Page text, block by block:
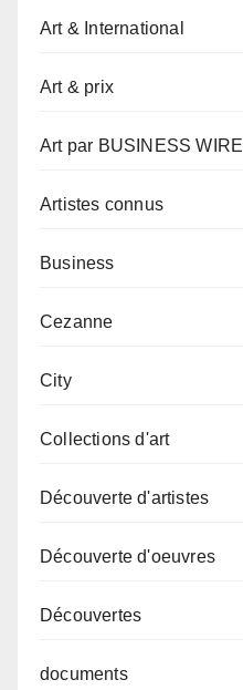
Art & International
Art & prix
Art par BUSINESS WIRE
Artistes connus
Business
Cezanne
City
Collections d'art
Découverte d'artistes
Découverte d'oeuvres
Découvertes
documents